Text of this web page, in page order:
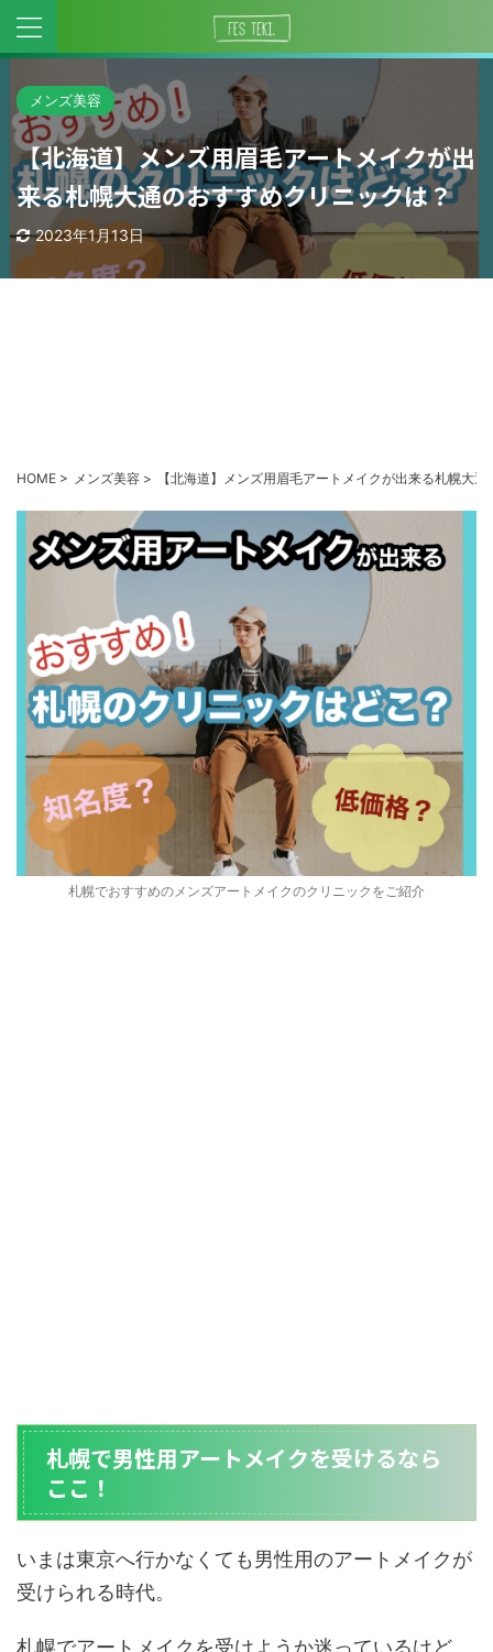
メンズ美容
【北海道】メンズ用眉毛アートメイクが出
来る札幌大通のおすすめクリニックは？
2023年1月13日
HOME > メンズ美容 > 【北海道】メンズ用眉毛アートメイクが出来る札幌大
札幌でおすすめのメンズアートメイクのクリニックをご紹介
札幌で男性用アートメイクを受けるなら
ここ！
いまは東京へ行かなくても男性用のアートメイクが
受けられる時代。
札幌でアートメイクを受けようか迷っているけど、